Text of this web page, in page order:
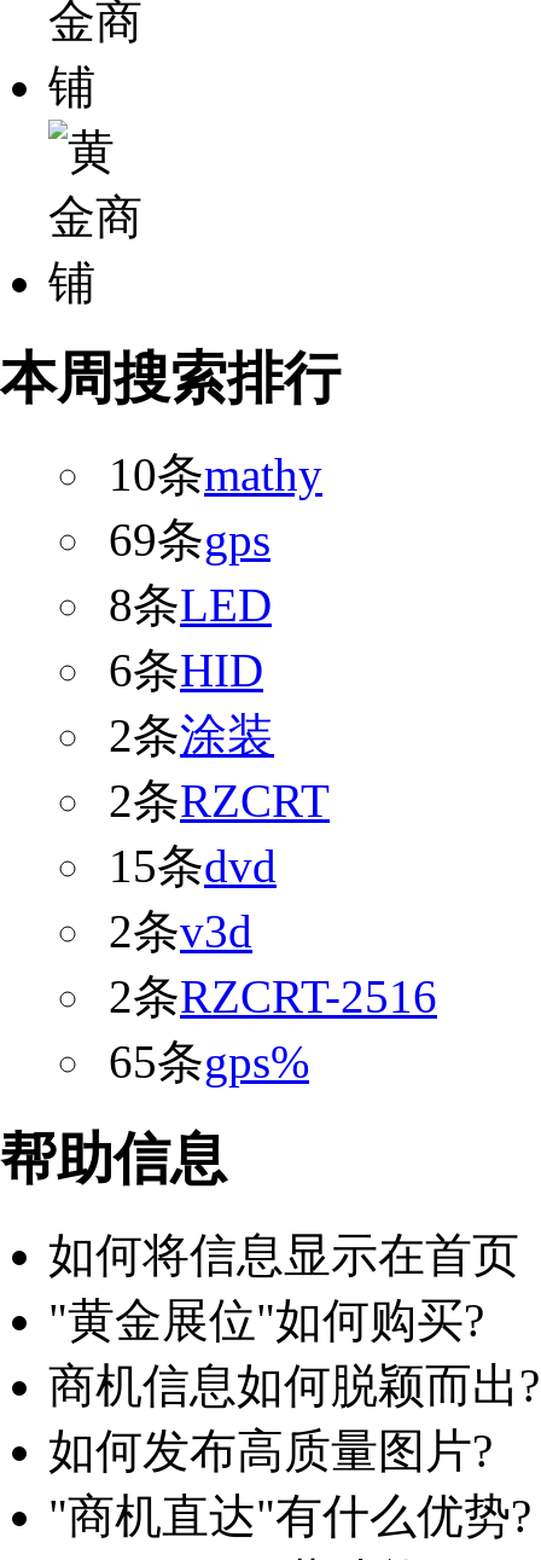
本周搜索排行
10条mathy
69条gps
8条LED
6条HID
2条涂装
2条RZCRT
15条dvd
2条v3d
2条RZCRT-2516
65条gps%
帮助信息
如何将信息显示在首页
"黄金展位"如何购买?
商机信息如何脱颖而出?
如何发布高质量图片?
"商机直达"有什么优势?